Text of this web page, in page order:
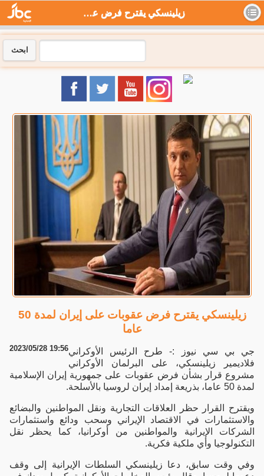
زيلينسكي يقترح فرض عقوبات على إيران لمدة 50 عاما - جي بي سي نيوز
ابحث
زيلينسكي يقترح فرض عقوبات على إيران لمدة 50
عاما
2023/05/28 19:56جي بي سي نيوز :- طرح الرئيس الأوكراني
فلاديمير زيلينسكي، على البرلمان الأوكراني
مشروع قرار بشأن فرض عقوبات على جمهورية إيران الإسلامية
لمدة 50 عاما، بذريعة إمداد إيران لروسيا بالأسلحة.
ويقترح القرار حظر العلاقات التجارية ونقل المواطنين والبضائع
والاستثمارات في الاقتصاد الإيراني وسحب ودائع واستثمارات
الشركات الإيرانية والمواطنين من أوكرانيا، كما يحظر نقل
التكنولوجيا وأي ملكية فكرية.
وفي وقت سابق، دعا زيلينسكي السلطات الإيرانية إلى وقف